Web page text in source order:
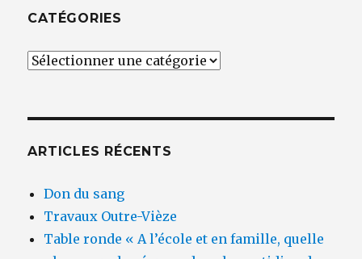
CATÉGORIES
Catégories
ARTICLES RÉCENTS
Don du sang
Travaux Outre-Vièze
Table ronde « A l’école et en famille, quelle